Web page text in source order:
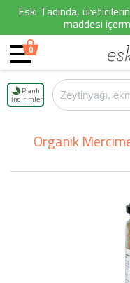
Eski Tadında,
maddesi
0
Planlı
İndirimler
Organik